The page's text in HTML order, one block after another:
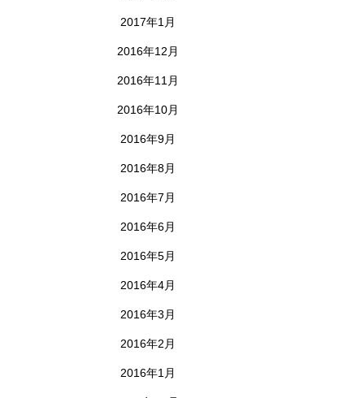
2017年1月
2016年12月
2016年11月
2016年10月
2016年9月
2016年8月
2016年7月
2016年6月
2016年5月
2016年4月
2016年3月
2016年2月
2016年1月